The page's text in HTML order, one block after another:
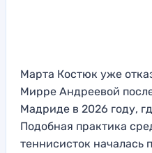
Марта Костюк уже
Мирре Андреевой
Мадриде в 2026 году,
Подобная практика
теннисисток началась